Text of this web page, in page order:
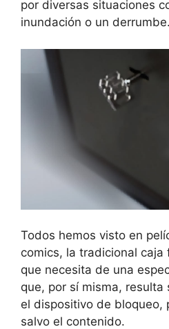
por diversas situaciones
inundación o un derrumbe.
Todos hemos visto en
comics, la tradicional
que necesita de una
que, por sí misma, resulta
el dispositivo de bloqueo,
salvo el contenido.